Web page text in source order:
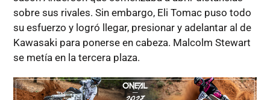
sobre sus rivales. Sin embargo, Eli Tomac puso todo
su esfuerzo y logró llegar, presionar y adelantar al de
Kawasaki para ponerse en cabeza. Malcolm Stewart
se metía en la tercera plaza.